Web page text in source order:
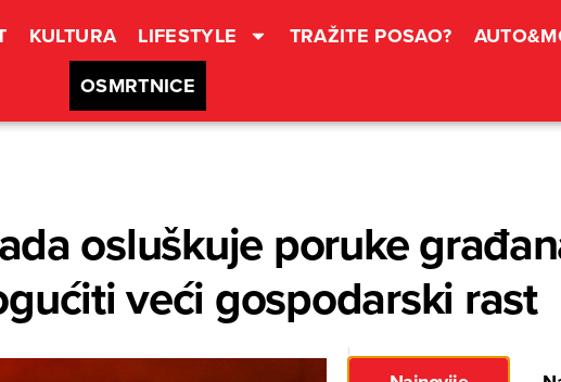
KULTURA LIFESTYLE TRAŽITE POSAO?
OSMRTNICE
osluškuje poruke
veći gospodarski rast